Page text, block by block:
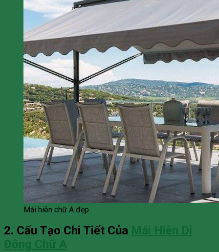
Mái hiên chữ A đẹp
2. Cấu Tạo Chi Tiết Của Mái Hiên Di
Động Chữ A